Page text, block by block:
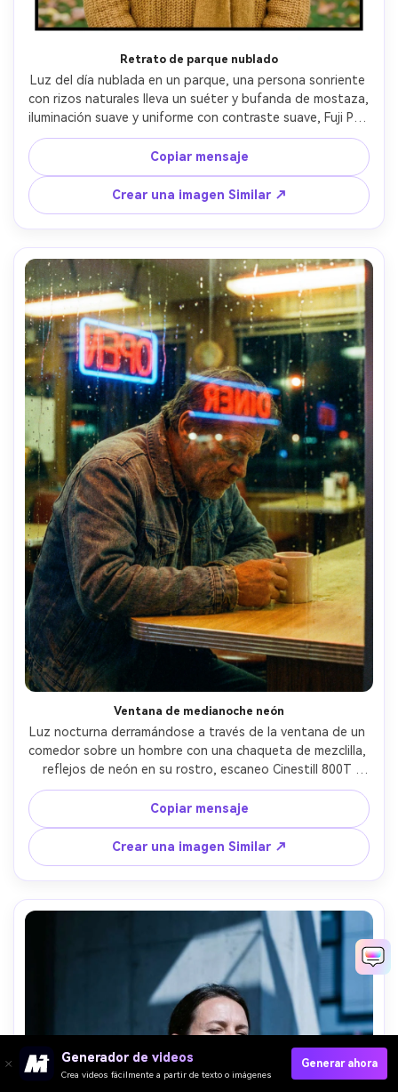
Retrato de parque nublado
Luz del día nublada en un parque, una persona sonriente
con rizos naturales lleva un suéter y bufanda de mostaza,
iluminación suave y uniforme con contraste suave, Fuji Pro
400H 35mm escaneo vibe con color pastel y grano fino,
Canon EOS 1V +85mm sensación, medio cuerpo editorial
enmarcado, estado de ánimo tranquilo y accesible,
textura de piel realista, sombras naturales, alta
resolución- -ar 4:5
Copiar mensaje
Crear una imagen Similar ↗
Ventana de medianoche neón
Luz nocturna derramándose a través de la ventana de un
comedor sobre un hombre con una chaqueta de mezclilla,
reflejos de neón en su rostro, escaneo Cinestill 800T
35mm con fuertes flores de halación y grano visible,
sensación Contax G2+45mm, primer plano a través del
vidrio, estado de ánimo cinematográfico noir, textura
realista de la piel, reflejos naturales, alta resolución- -ar
4:5
Copiar mensaje
Crear una imagen Similar ↗
Generador de videos
Crea videos fácilmente a partir de texto o imágenes
Generar ahora